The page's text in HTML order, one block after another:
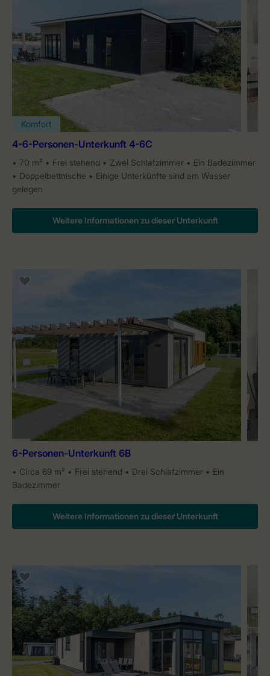
Komfort
4-6-Personen-Unterkunft 4-6C
70 m² Frei stehend Zwei Schlafzimmer
Ein Badezimmer
Doppelbettnische
Einige Unterkünfte sind am Wasser
gelegen
Weitere Informationen zu dieser Unterkunft
6-Personen-Unterkunft 6B
Circa 69 m² Frei stehend Drei Schlafzimmer
Ein
Badezimmer
Weitere Informationen zu dieser Unterkunft